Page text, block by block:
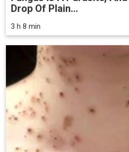
Drop Of Plain...
3 h 8 min